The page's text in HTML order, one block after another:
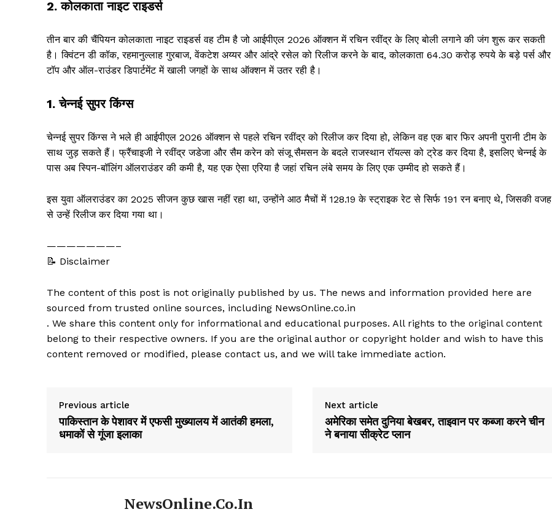
2. कोलकाता नाइट राइडर्स
तीन बार की चैंपियन कोलकाता नाइट राइडर्स वह टीम है जो आईपीएल 2026 ऑक्शन में रचिन रवींद्र के लिए बोली लगाने की जंग शुरू कर सकती
है। क्विंटन डी कॉक, रहमानुल्लाह गुरबाज, वेंकटेश अय्यर और आंद्रे रसेल को रिलीज करने के बाद, कोलकाता 64.30 करोड़ रुपये के बड़े पर्स और
टॉप और ऑल-राउंडर डिपार्टमेंट में खाली जगहों के साथ ऑक्शन में उतर रही है।
1. चेन्नई सुपर किंग्स
चेन्नई सुपर किंग्स ने भले ही आईपीएल 2026 ऑक्शन से पहले रचिन रवींद्र को रिलीज कर दिया हो, लेकिन वह एक बार फिर अपनी पुरानी टीम के
साथ जुड़ सकते हैं। फ्रैंचाइजी ने रवींद्र जडेजा और सैम करेन को संजू सैमसन के बदले राजस्थान रॉयल्स को ट्रेड कर दिया है, इसलिए चेन्नई के
पास अब स्पिन-बॉलिंग ऑलराउंडर की कमी है, यह एक ऐसा एरिया है जहां रचिन लंबे समय के लिए एक उम्मीद हो सकते हैं।
इस युवा ऑलराउंडर का 2025 सीजन कुछ खास नहीं रहा था, उन्होंने आठ मैचों में 128.19 के स्ट्राइक रेट से सिर्फ 191 रन बनाए थे, जिसकी वजह
से उन्हें रिलीज कर दिया गया था।
———————–
📝 Disclaimer
The content of this post is not originally published by us. The news and information provided here are
sourced from trusted online sources, including NewsOnline.co.in
. We share this content only for informational and educational purposes. All rights to the original content
belong to their respective owners. If you are the original author or copyright holder and wish to have this
content removed or modified, please contact us, and we will take immediate action.
Previous article
पाकिस्तान के पेशावर में एफसी मुख्यालय में आतंकी हमला,
धमाकों से गूंजा इलाका
Next article
अमेरिका समेत दुनिया बेखबर, ताइवान पर कब्जा करने चीन
ने बनाया सीक्रेट प्लान
NewsOnline.co.in